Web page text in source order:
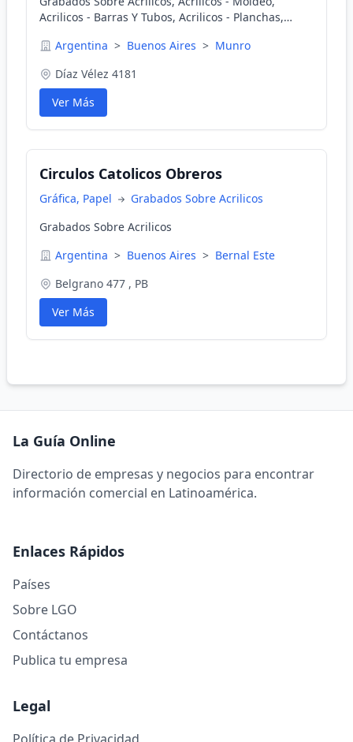
Acrilicos - Barras Y Tubos, Acrilicos - Planchas,
Argentina > Buenos Aires > Munro
Díaz Vélez 4181
Ver Más
Circulos Catolicos Obreros
Gráfica, Papel
Grabados Sobre Acrilicos
Grabados Sobre Acrilicos
Argentina > Buenos Aires > Bernal Este
Belgrano 477 , PB
Ver Más
La Guía Online
Directorio de empresas y negocios para encontrar
información comercial en Latinoamérica.
Enlaces Rápidos
Países
Sobre LGO
Contáctanos
Publica tu empresa
Legal